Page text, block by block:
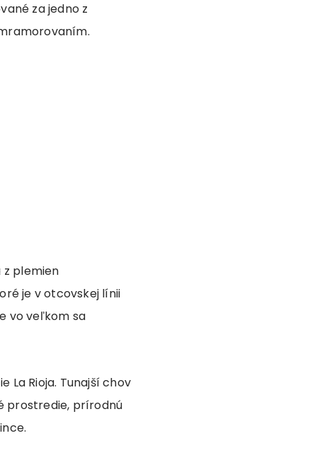
za jedno z
plemien
je v otcovskej línii
vo veľkom sa
La Rioja. Tunajší chov
prostredie, prírodnú